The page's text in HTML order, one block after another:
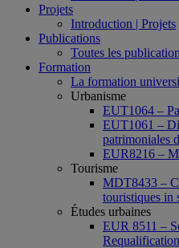
Projets
Introduction | Projets
Publications
Toutes les
Formation
La formation
Urbanisme
EUT1064 –
EUT1061 –
patrimoniales
EUR8216 –
Tourisme
MDT8433 –
touristiques in
Études urbaines
EUR 8511 –